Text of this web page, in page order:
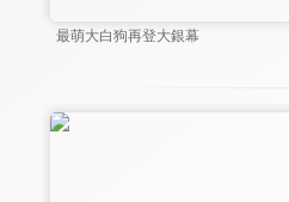
最萌大白狗再登大銀幕